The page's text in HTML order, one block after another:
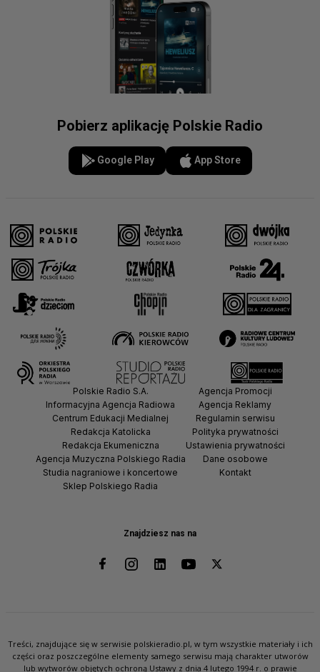
Pobierz aplikację Polskie Radio
Google Play App Store
Znajdziesz nas na
Polskie Radio S.A.
Informacyjna Agencja Radiowa
Centrum Edukacji Medialnej
Redakcja Katolicka
Redakcja Ekumeniczna
Agencja Muzyczna Polskiego Radia
Studia nagraniowe i koncertowe
Sklep Polskiego Radia
Agencja Promocji
Agencja Reklamy
Regulamin serwisu
Polityka prywatności
Ustawienia prywatności
Dane osobowe
Kontakt
Treści, znajdujące się w serwisie polskieradio.pl, w tym wszystkie materiały i ich
części oraz poszczególne elementy samego serwisu mają charakter utworów
lub wytworów objętych ochroną Ustawy z dnia 4 lutego 1994 r. o prawie